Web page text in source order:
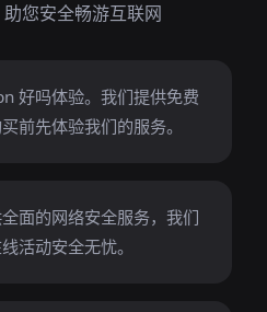
您安全畅游互联网
好吗体验。我们提供免费
前先体验我们的服务。
面的网络安全服务，我们
活动安全无忧。